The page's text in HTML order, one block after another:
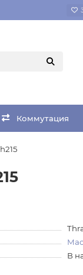
Коммутация
В